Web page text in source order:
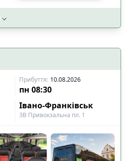
Прибуття: 10.08.2026
пн 08:30
Івано-Франківськ
ЗВ Привокзальна пл. 1